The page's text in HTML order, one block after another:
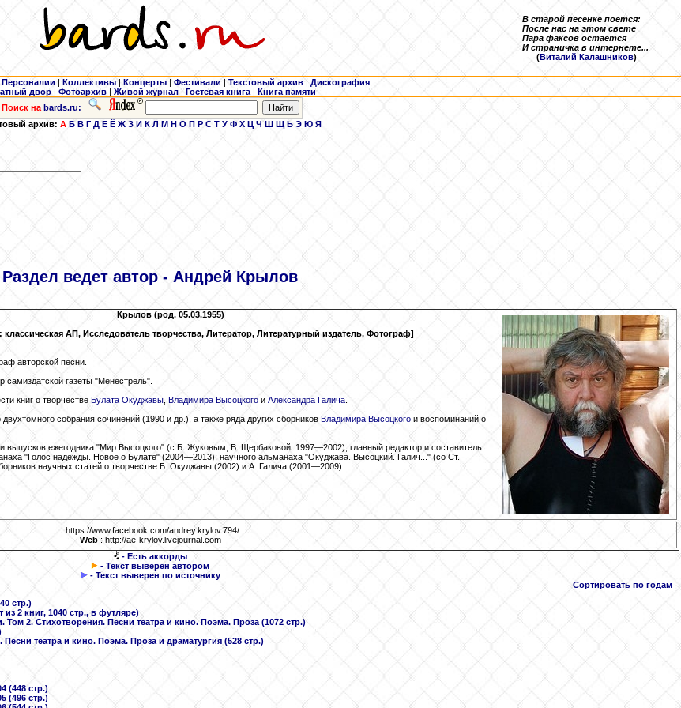
В старой песенке поется:
После нас на этом свете
Пара факсов остается
И страничка в интернете...
(Виталий Калашников)
Персоналии | Коллективы | Концерты | Фестивали | Текстовый архив | Дискография
двор | Фотоархив | Живой журнал | Гостевая книга | Книга памяти
Поиск на bards.ru:
архив: А Б В Г Д Е Ё Ж З И К Л М Н О П Р С Т У Ф Х Ц Ч Ш Щ Ь Э Ю Я
Раздел ведет автор - Андрей Крылов
Крылов(род. 05.03.1955)
АП, Исследователь творчества, Литератор, Литературный издатель, Фотограф]
авторской песни.
самиздатской газеты "Менестрель".
книг о творчестве Булата Окуджавы Владимира Высоцкого и Александра Галича
двухтомного собрания сочинений (1990 и др.), а также ряда других сборников Владимира Высоцкого и воспоминаний о
выпусков ежегодника "Мир Высоцкого" (с Б. Жуковым; В. Щербаковой; 1997—2002); главный редактор и составитель
"Голос надежды. Новое о Булате" (2004—2013); научного альманаха "Окуджава. Высоцкий. Галич..." (со Ст.
научных статей о творчестве Б. Окуджавы (2002) и А. Галича (2001—2009).
: https://www.facebook.com/andrey.krylov.794/
Web: http://ae-krylov.livejournal.com
- Есть аккорды
- Текст выверен автором
- Текст выверен по источнику
Сортировать по годам
стр.)
2 книг, 1040 стр., в футляре)
2. Стихотворения. Песни театра и кино. Поэма. Проза (1072 стр.)
театра и кино. Поэма. Проза и драматургия (528 стр.)
(448 стр.)
(496 стр.)